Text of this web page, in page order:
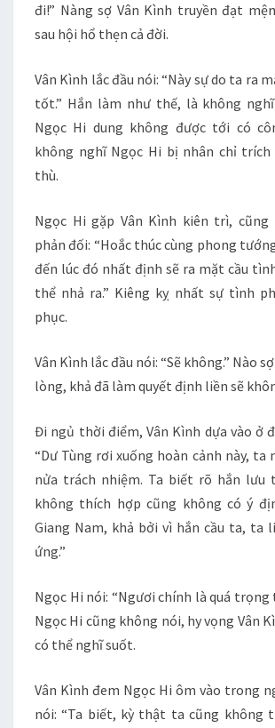
đi!” Nàng sợ Vân Kình truyền đạt
sau hội hổ thẹn cả đời.
Vân Kình lắc đầu nói: “Này sự do ta ra
tốt.” Hắn làm như thế, là không
Ngọc Hi dung không được tới có
không nghĩ Ngọc Hi bị nhân chỉ
thù.
Ngọc Hi gặp Vân Kình kiên trì,
phản đối: “Hoắc thúc cùng phong
đến lúc đó nhất định sẽ ra mặt cầu
thể nhả ra.” Kiêng kỵ nhất sự tình
phục.
Vân Kình lắc đầu nói: “Sẽ không.” Nào
lòng, khả đã làm quyết định liền sẽ
Đi ngủ thời điểm, Vân Kình dựa vào ở
“Dư Tùng rơi xuống hoàn cảnh này, ta
nửa trách nhiệm. Ta biết rõ hắn lưu
không thích hợp cũng không có ý
Giang Nam, khả bởi vì hắn cầu ta, ta
ứng.”
Ngọc Hi nói: “Ngươi chính là quá trọng
Ngọc Hi cũng không nói, hy vọng Vân
có thể nghĩ suốt.
Vân Kình đem Ngọc Hi ôm vào trong
nói: “Ta biết, kỳ thật ta cũng không